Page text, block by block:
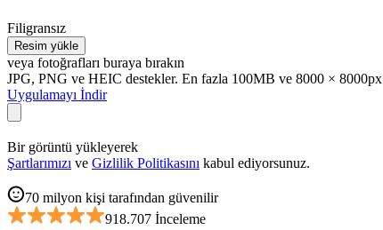
Filigransız
Resim yükle
veya fotoğrafları buraya bırakın
JPG, PNG ve HEIC destekler. En fazla 100MB ve 8000 × 8000px
Uygulamayı İndir
Bir görüntü yükleyerek
Şartlarımızı ve Gizlilik Politikasını kabul ediyorsunuz.
70 milyon kişi tarafından güvenilir
918.707 İnceleme